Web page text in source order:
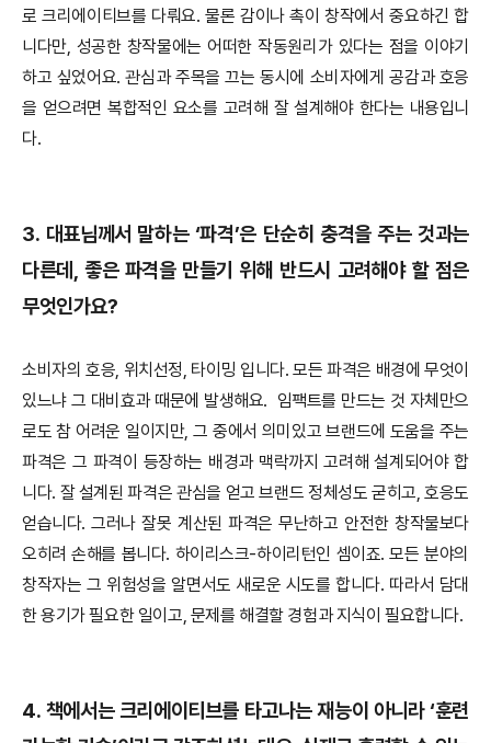
로 크리에이티브를 다뤄요. 물론 감이나 촉이 창작에서 중요하긴 합
니다만, 성공한 창작물에는 어떠한 작동원리가 있다는 점을 이야기
하고 싶었어요. 관심과 주목을 끄는 동시에 소비자에게 공감과 호응
을 얻으려면 복합적인 요소를 고려해 잘 설계해야 한다는 내용입니
다.
3. 대표님께서 말하는 ‘파격’은 단순히 충격을 주는 것과는
다른데, 좋은 파격을 만들기 위해 반드시 고려해야 할 점은
무엇인가요?
소비자의 호응, 위치선정, 타이밍 입니다. 모든 파격은 배경에 무엇이
있느냐 그 대비효과 때문에 발생해요. 임팩트를 만드는 것 자체만으
로도 참 어려운 일이지만, 그 중에서 의미있고 브랜드에 도움을 주는
파격은 그 파격이 등장하는 배경과 맥락까지 고려해 설계되어야 합
니다. 잘 설계된 파격은 관심을 얻고 브랜드 정체성도 굳히고, 호응도
얻습니다. 그러나 잘못 계산된 파격은 무난하고 안전한 창작물보다
오히려 손해를 봅니다. 하이리스크-하이리턴인 셈이죠. 모든 분야의
창작자는 그 위험성을 알면서도 새로운 시도를 합니다. 따라서 담대
한 용기가 필요한 일이고, 문제를 해결할 경험과 지식이 필요합니다.
4. 책에서는 크리에이티브를 타고나는 재능이 아니라 ‘훈련